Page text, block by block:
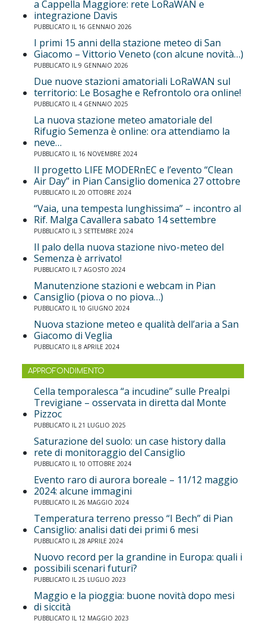
a Cappella Maggiore: rete LoRaWAN e
integrazione Davis
PUBBLICATO IL 16 GENNAIO 2026
I primi 15 anni della stazione meteo di San
Giacomo – Vittorio Veneto (con alcune novità…)
PUBBLICATO IL 9 GENNAIO 2026
Due nuove stazioni amatoriali LoRaWAN sul
territorio: Le Bosaghe e Refrontolo ora online!
PUBBLICATO IL 4 GENNAIO 2025
La nuova stazione meteo amatoriale del
Rifugio Semenza è online: ora attendiamo la
neve…
PUBBLICATO IL 16 NOVEMBRE 2024
Il progetto LIFE MODERnEC e l’evento “Clean
Air Day” in Pian Cansiglio domenica 27 ottobre
PUBBLICATO IL 20 OTTOBRE 2024
“Vaia, una tempesta lunghissima” – incontro al
Rif. Malga Cavallera sabato 14 settembre
PUBBLICATO IL 3 SETTEMBRE 2024
Il palo della nuova stazione nivo-meteo del
Semenza è arrivato!
PUBBLICATO IL 7 AGOSTO 2024
Manutenzione stazioni e webcam in Pian
Cansiglio (piova o no piova…)
PUBBLICATO IL 10 GIUGNO 2024
Nuova stazione meteo e qualità dell’aria a San
Giacomo di Veglia
PUBBLICATO IL 8 APRILE 2024
APPROFONDIMENTO
Cella temporalesca “a incudine” sulle Prealpi
Trevigiane – osservata in diretta dal Monte
Pizzoc
PUBBLICATO IL 21 LUGLIO 2025
Saturazione del suolo: un case history dalla
rete di monitoraggio del Cansiglio
PUBBLICATO IL 10 OTTOBRE 2024
Evento raro di aurora boreale – 11/12 maggio
2024: alcune immagini
PUBBLICATO IL 26 MAGGIO 2024
Temperatura terreno presso “I Bech” di Pian
Cansiglio: analisi dati dei primi 6 mesi
PUBBLICATO IL 28 APRILE 2024
Nuovo record per la grandine in Europa: quali i
possibili scenari futuri?
PUBBLICATO IL 25 LUGLIO 2023
Maggio e la pioggia: buone novità dopo mesi
di siccità
PUBBLICATO IL 12 MAGGIO 2023